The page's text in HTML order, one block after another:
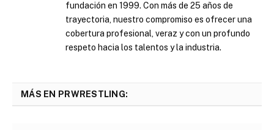
fundación en 1999. Con más de 25 años de
trayectoria, nuestro compromiso es ofrecer una
cobertura profesional, veraz y con un profundo
respeto hacia los talentos y la industria.
MÁS EN PRWRESTLING: